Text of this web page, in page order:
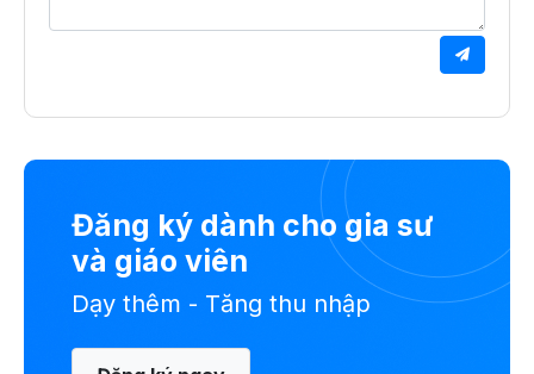
Đăng ký dành cho gia sư
và giáo viên
Dạy thêm - Tăng thu nhập